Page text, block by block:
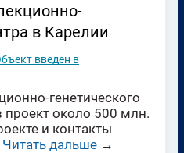
в Карелии
введен в
генетического
проект около 500 млн.
и контакты
Читать дальше →